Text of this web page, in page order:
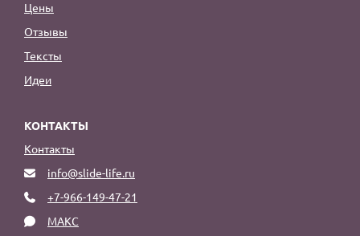
Цены
Отзывы
Тексты
Идеи
КОНТАКТЫ
Контакты
info@slide-life.ru
+7-966-149-47-21
МАКС